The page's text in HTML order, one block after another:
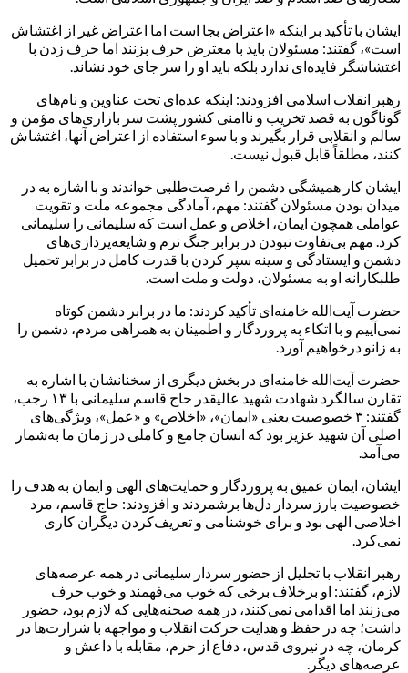
ایشان با تأکید بر اینکه «اعتراض بجا است اما اعتراض غیر از اغتشاش
است»، گفتند: مسئولان باید با معترض حرف بزنند اما حرف زدن با
اغتشاشگر فایده‌ای ندارد بلکه باید او را سر جای خود نشاند.
رهبر انقلاب اسلامی افزودند: اینکه عده‌ای تحت عناوین و نام‌های
گوناگون به قصد تخریب و ناامنی کشور پشت سر بازاری‌های مؤمن و
سالم و انقلابی قرار بگیرند و با سوء استفاده از اعتراض آنها، اغتشاش
کنند، مطلقاً قابل قبول نیست.
ایشان کار همیشگی دشمن را فرصت‌طلبی خواندند و با اشاره به در
میدان بودن مسئولان گفتند: مهم، آمادگی مجموعه ملت و تقویت
عواملی همچون ایمان، اخلاص و عمل است که سلیمانی را سلیمانی
کرد. مهم بی‌تفاوت نبودن در برابر جنگ نرم و شایعه‌پردازی‌های
دشمن و ایستادگی و سینه سپر کردن با قدرت کامل در برابر تحمیل
طلبکارانه او به مسئولان، دولت و ملت است.
حضرت آیت‌الله خامنه‌ای تأکید کردند: ما در برابر دشمن کوتاه
نمی‌آییم و با اتکاء به پروردگار و اطمینان به همراهی مردم، دشمن را
به زانو درخواهیم آورد.
حضرت آیت‌الله خامنه‌ای در بخش دیگری از سخنانشان با اشاره به
تقارن سالگرد شهادت شهید عالیقدر حاج قاسم سلیمانی با ۱۳ رجب،
گفتند: ۳ خصوصیت یعنی «ایمان»، «اخلاص» و «عمل»، ویژگی‌های
اصلی آن شهید عزیز بود که انسان جامع و کاملی در زمان ما به‌شمار
می‌آمد.
ایشان، ایمان عمیق به پروردگار و حمایت‌های الهی و ایمان به هدف را
خصوصیت بارز سردار دل‌ها برشمردند و افزودند: حاج قاسم، مرد
اخلاصی الهی بود و برای خوشنامی و تعریف‌کردن دیگران کاری
نمی‌کرد.
رهبر انقلاب با تجلیل از حضور سردار سلیمانی در همه عرصه‌های
لازم، گفتند: او برخلاف برخی که خوب می‌فهمند و خوب حرف
می‌زنند اما اقدامی نمی‌کنند، در همه صحنه‌هایی که لازم بود، حضور
داشت؛ چه در حفظ و هدایت حرکت انقلاب و مواجهه با شرارت‌ها در
کرمان، چه در نیروی قدس، دفاع از حرم، مقابله با داعش و
عرصه‌های دیگر.